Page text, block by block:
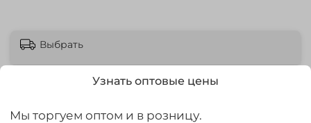
Выбрать
Узнать оптовые цены
Мы торгуем оптом и в розницу.